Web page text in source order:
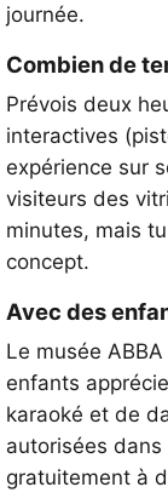
journée.
Combien de
Prévois deux
interactives
expérience sur
visiteurs des
minutes, mais
concept.
Avec des
Le musée
enfants
karaoké et de
autorisées
gratuitement à